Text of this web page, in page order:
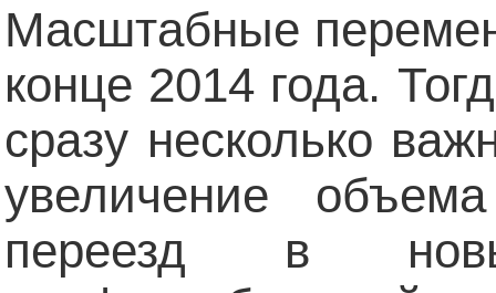
Масштабные
конце 2014 года.
сразу несколько
увеличение
переезд в